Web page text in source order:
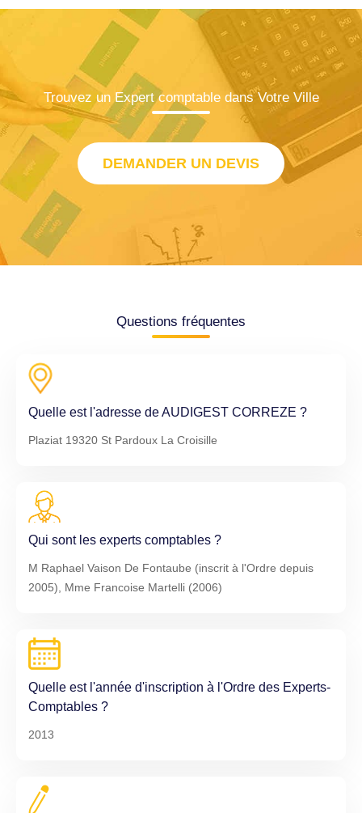
Trouvez un Expert comptable dans Votre Ville
DEMANDER UN DEVIS
Questions fréquentes
Quelle est l'adresse de AUDIGEST CORREZE ?
Plaziat 19320 St Pardoux La Croisille
Qui sont les experts comptables ?
M Raphael Vaison De Fontaube (inscrit à l'Ordre depuis
2005), Mme Francoise Martelli (2006)
Quelle est l'année d'inscription à l'Ordre des Experts-
Comptables ?
2013